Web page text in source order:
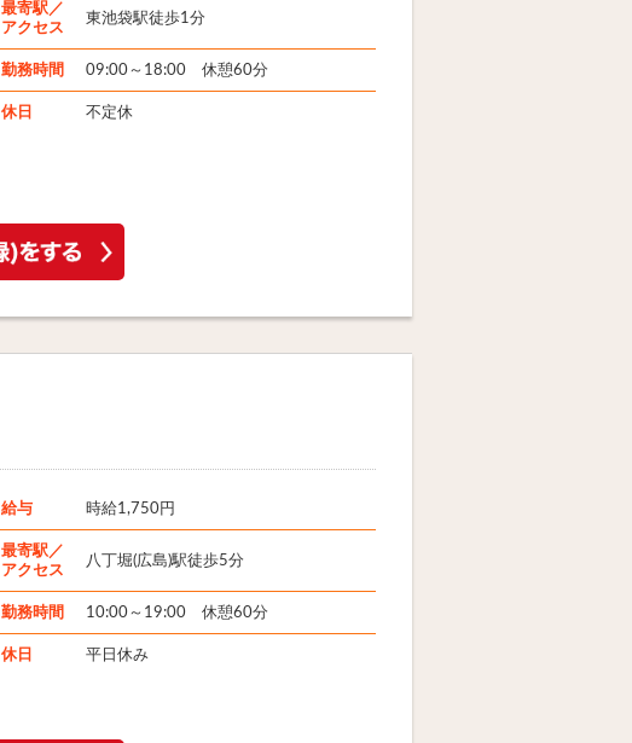
最寄駅／
アクセス
東池袋駅徒歩1分
勤務時間 09:00～18:00 休憩60分
休日 不定休
給与 時給1,750円
最寄駅／
アクセス
八丁堀(広島)駅徒歩5分
勤務時間 10:00～19:00 休憩60分
休日 平日休み